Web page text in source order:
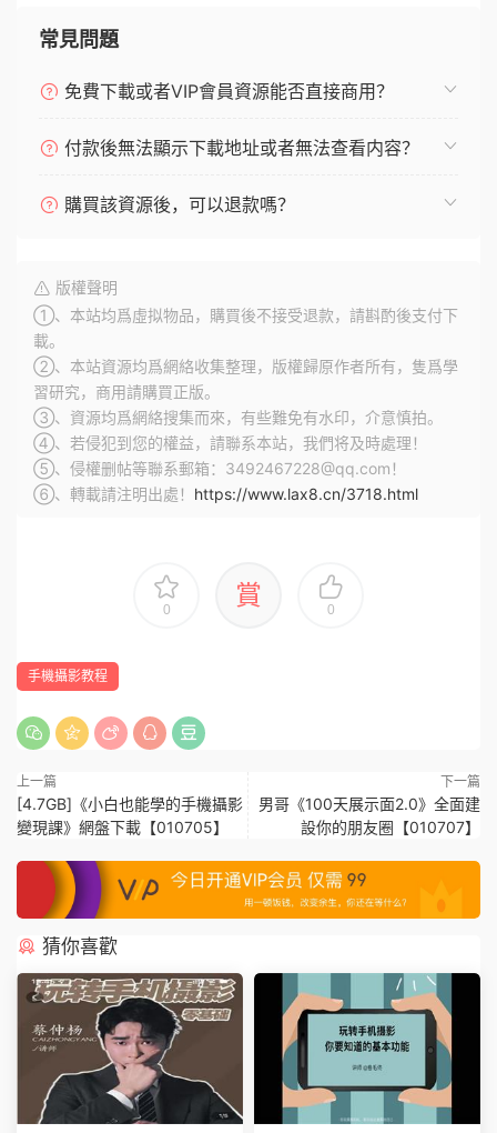
常見問題
免費下載或者VIP會員資源能否直接商用？
付款後無法顯示下載地址或者無法查看内容？
購買該資源後，可以退款嗎？
版權聲明
①、本站均爲虛拟物品，購買後不接受退款，請斟酌後支付下
載。
②、本站資源均爲網絡收集整理，版權歸原作者所有，隻爲學
習研究，商用請購買正版。
③、資源均爲網絡搜集而來，有些難免有水印，介意慎拍。
④、若侵犯到您的權益，請聯系本站，我們将及時處理！
⑤、侵權删帖等聯系郵箱：3492467228@qq.com！
⑥、轉載請注明出處！ https://www.lax8.cn/3718.html
0 賞 0
手機攝影教程
上一篇
[4.7GB]《小白也能學的手機攝影
變現課》網盤下載【010705】
下一篇
男哥《100天展示面2.0》全面建
設你的朋友圈【010707】
猜你喜歡